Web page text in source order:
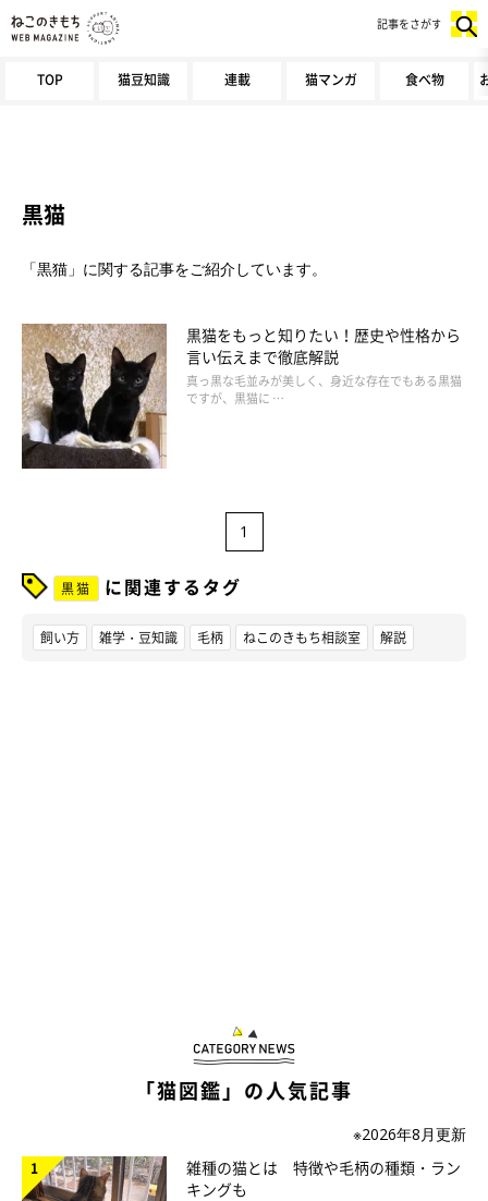
TOP 猫豆知識 連載 猫マンガ 食べ物
記事をさがす
黒猫
「黒猫」に関する記事をご紹介しています。
黒猫をもっと知りたい！歴史や性格から
言い伝えまで徹底解説
真っ黒な毛並みが美しく、身近な存在でもある黒猫
ですが、黒猫に …
1
黒猫 に関連するタグ
飼い方 雑学・豆知識 毛柄 ねこのきもち相談室 解説
「猫図鑑」の人気記事
※2026年8月更新
雑種の猫とは 特徴や毛柄の種類・ラン
キングも